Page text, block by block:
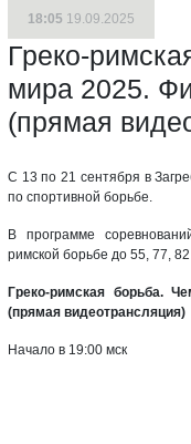
18:05 19.09.2025
Греко-
мира 2025.
(прямая
С 13 по 21 сентября в
по спортивной борьбе.
В программе
римской борьбе до 55, 77, 82
Греко-римская борьба.
(прямая видеотрансляция)
Начало в 19:00 мск